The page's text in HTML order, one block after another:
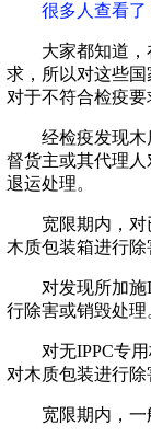
很多人查看了
大家都知道
求，所以对这些
对于不符合检疫
经检疫发现
督货主或其代理
退运处理。
宽限期内，
木质包装箱进行除
对发现所加
行除害或销毁处理
对无IPPC专
对木质包装进行除
宽限期内，一